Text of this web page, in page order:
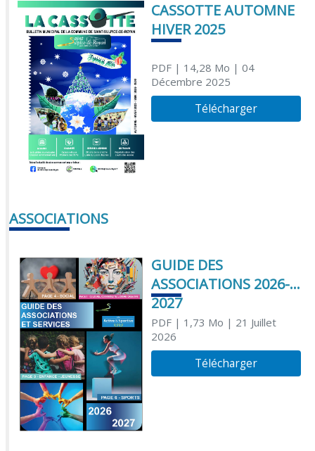
CASSOTTE AUTOMNE
HIVER 2025
PDF| 14,28 Mo | 04
Décembre 2025
Télécharger
ASSOCIATIONS
GUIDE DES
ASSOCIATIONS 2026-
2027
PDF| 1,73 Mo | 21 Juillet
2026
Télécharger